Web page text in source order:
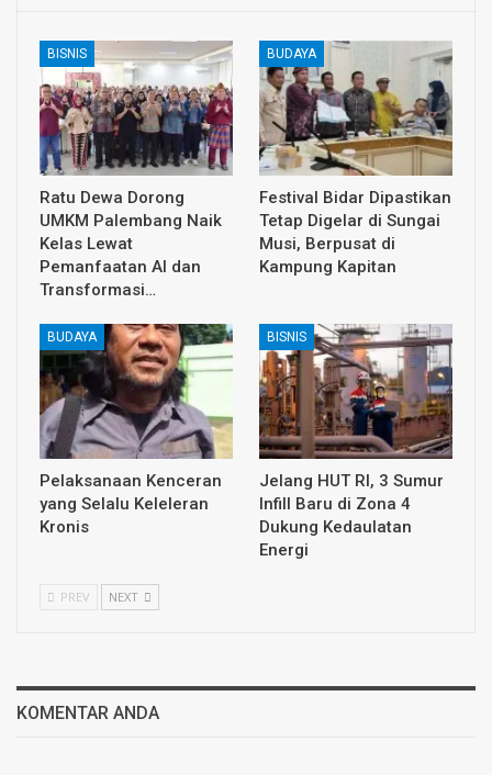
BISNIS
Ratu Dewa Dorong
UMKM Palembang Naik
Kelas Lewat
Pemanfaatan AI dan
Transformasi…
BUDAYA
Festival Bidar Dipastikan
Tetap Digelar di Sungai
Musi, Berpusat di
Kampung Kapitan
BUDAYA
Pelaksanaan Kenceran
yang Selalu Keleleran
Kronis
BISNIS
Jelang HUT RI, 3 Sumur
Infill Baru di Zona 4
Dukung Kedaulatan
Energi
PREV NEXT
KOMENTAR ANDA